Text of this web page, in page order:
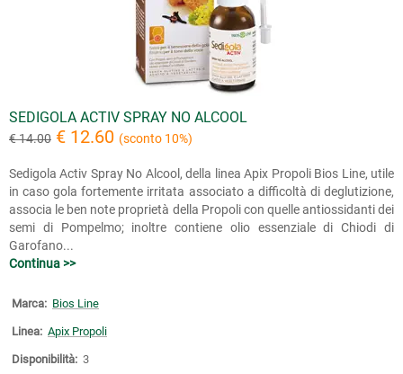
SEDIGOLA ACTIV SPRAY NO ALCOOL
€ 14.00 € 12.60 (sconto 10%)
Sedigola Activ Spray No Alcool, della linea Apix Propoli Bios Line, utile
in caso gola fortemente irritata associato a difficoltà di deglutizione,
associa le ben note proprietà della Propoli con quelle antiossidanti dei
semi di Pompelmo; inoltre contiene olio essenziale di Chiodi di
Garofano...
Continua >>
Marca: Bios Line
Linea: Apix Propoli
Disponibilità: 3